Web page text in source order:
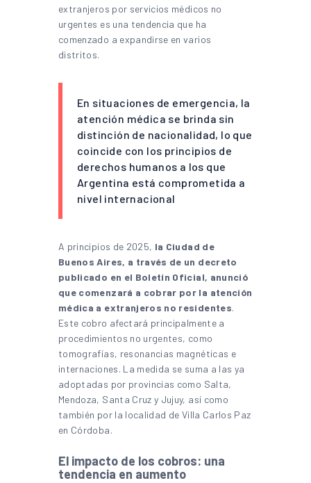
extranjeros por servicios médicos no
urgentes es una tendencia que ha
comenzado a expandirse en varios
distritos.
En situaciones de emergencia, la
atención médica se brinda sin
distinción de nacionalidad, lo que
coincide con los principios de
derechos humanos a los que
Argentina está comprometida a
nivel internacional
A principios de 2025, la Ciudad de
Buenos Aires, a través de un decreto
publicado en el Boletín Oficial, anunció
que comenzará a cobrar por la atención
médica a extranjeros no residentes.
Este cobro afectará principalmente a
procedimientos no urgentes, como
tomografías, resonancias magnéticas e
internaciones. La medida se suma a las ya
adoptadas por provincias como Salta,
Mendoza, Santa Cruz y Jujuy, así como
también por la localidad de Villa Carlos Paz
en Córdoba.
El impacto de los cobros: una
tendencia en aumento